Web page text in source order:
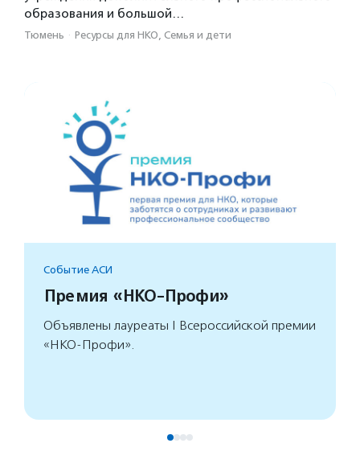
образования и большой…
Тюмень · Ресурсы для НКО, Семья и дети
Событие АСИ
Премия «НКО-Профи»
Объявлены лауреаты I Всероссийской премии
«НКО-Профи».